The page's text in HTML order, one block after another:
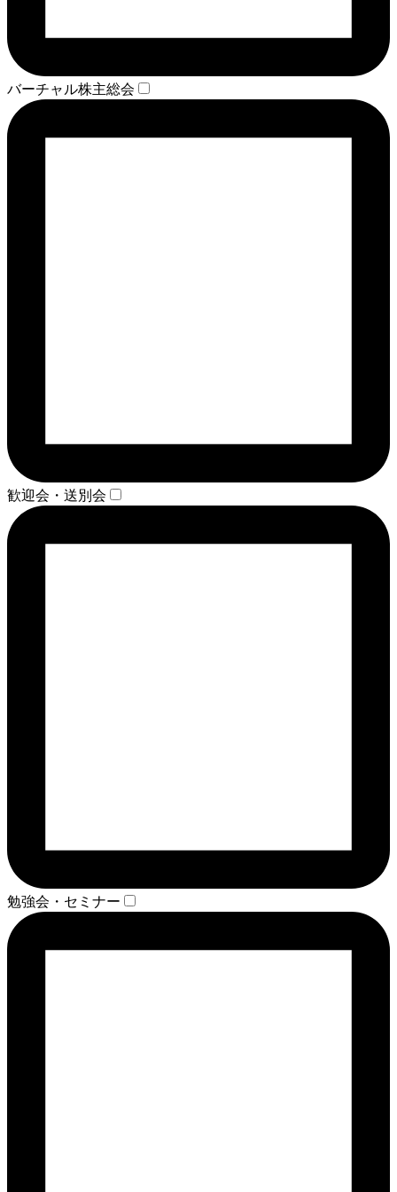
バーチャル株主総会
歓迎会・送別会
勉強会・セミナー